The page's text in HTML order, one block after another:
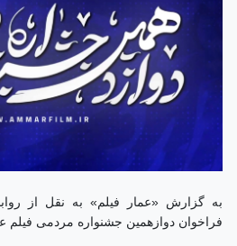
به گزارش «عمار فیلم» به نقل از
فراخوان دوازهمین جشنواره مردمی فیلم